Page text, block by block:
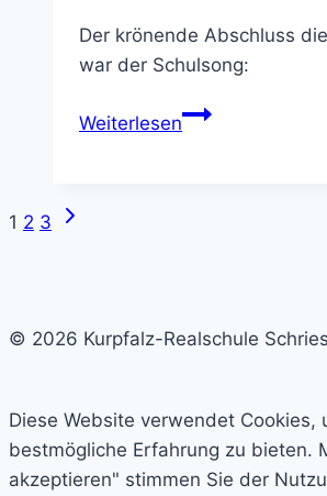
der
Hip
Hop
Legende
Der krönende Abschluss
war der Schulsong:
WeiterlesenMusischer
Seitennavigation
1 2 3
Nächste
© 2026 Kurpfalz-Realschule
Diese Website verwendet Cookies,
bestmögliche Erfahrung zu bieten.
akzeptieren" stimmen Sie der